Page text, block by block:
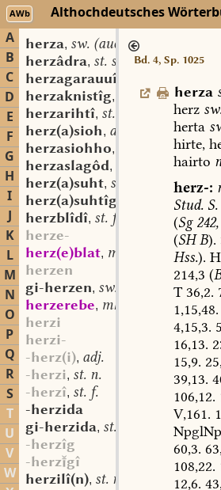
AWb Althochdeutsches
A
B
C
D
E
F
G
H
I
J
K
L
M
N
O
P
Q
R
S
T
U
V
W
herza, sw. (auch st.) n.
herzâdra, st. sw. f.
herzagarauuî
herzaknistîg,
herzarihtî, st. f.
herz(a)sioh, adj.
herzasiohho,
herzaslagôd,
herz(a)suht, st. f.
herz(a)suhtîg
herzblîdî, st. f.
herze-
herz(e)blat, mhd. st. n.
herzen
gi-herzen, sw. v.
herzerebe, mhd. st. sw. f.
herzi
herzi-
-herz(i), adj.
-herzi, st. n.
-herzî, st. f.
-herzida
gi-herzida, st. f.
-herzîg
-herzgî
herzilî(n), st. n.
Bd. 4, Sp. 1025
herza
herz
herta
hirte,
hairto
herz-:
Stud. S.
(Sg242,
(SHB).
Hss.).
214,3 (
T 36,2.
1,15,48.
4,15,3.
16,13.
15,9.
39,13.
106,12.
V,161.
60,3.
108,22.
12,6.